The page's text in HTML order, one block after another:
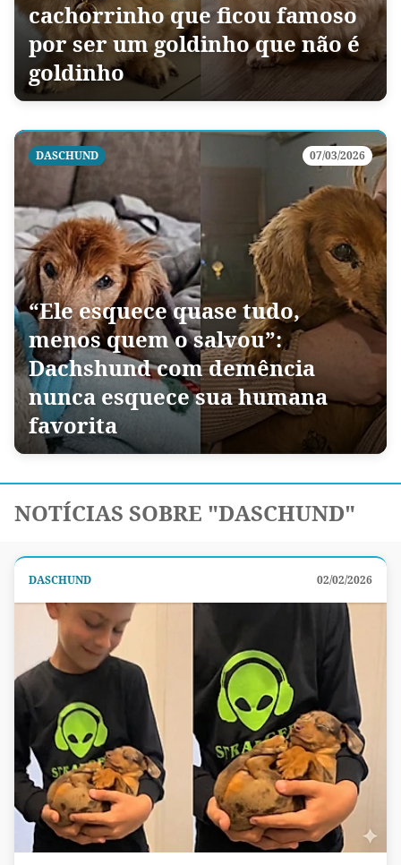
cachorrinho que ficou famoso
por ser um goldinho que não é
goldinho
DASCHUND 07/03/2026
“Ele esquece quase tudo,
menos quem o salvou”:
Dachshund com demência
nunca esquece sua humana
favorita
NOTÍCIAS SOBRE "DASCHUND"
DASCHUND 02/02/2026